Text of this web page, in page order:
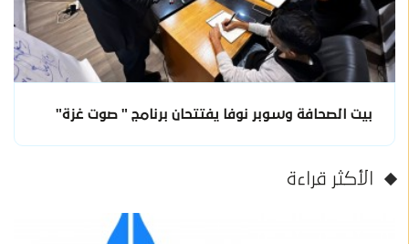
بيت الصحافة وسوبر نوفا يفتتحان برنامج " صوت غزة"
الأكثر قراءة